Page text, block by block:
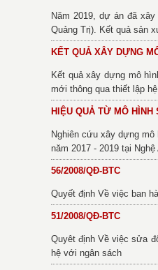
Năm 2019, dự án đã
Quảng Trị). Kết quả sản
KẾT QUẢ XÂY DỰNG
Kết quả xây dựng mô
mới thông qua thiết lập
HIỆU QUẢ TỪ MÔ HÌNH
Nghiên cứu xây dựng
năm 2017 - 2019 tại Nghệ
56/2008/QĐ-BTC
Quyết định Về việc ban
51/2008/QĐ-BTC
Quyêt định Về việc sửa
hệ với ngân sách